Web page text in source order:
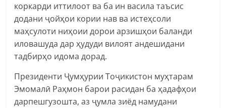
коркарди иттилоот ва ба ин васила таъсис
додани ҷойҳои кории нав ва истеҳсоли
маҳсулоти ниҳоии дорои арзишҳои баланди
иловашуда дар ҳудуди вилоят андешидани
тадбирҳо идома дорад.
Президенти Ҷумҳурии Тоҷикистон муҳтарам
Эмомалӣ Раҳмон барои расидан ба ҳадафҳои
дарпешгузошта, аз ҷумла зиёд намудани